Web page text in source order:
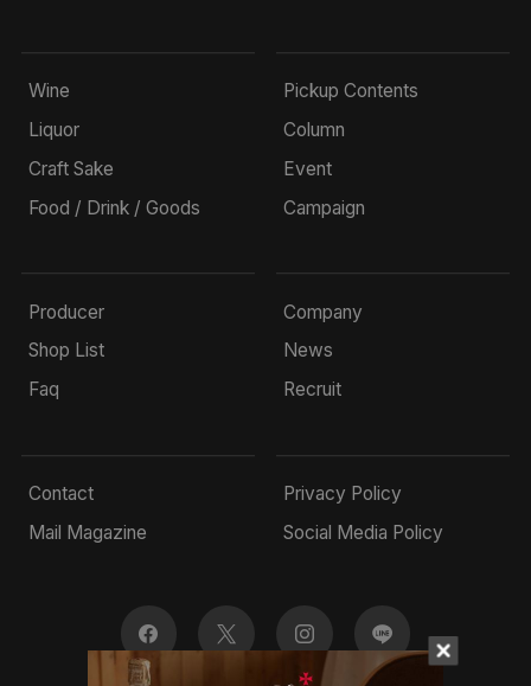
Wine
Liquor
Craft Sake
Food / Drink / Goods
Pickup Contents
Column
Event
Campaign
Producer
Shop List
Faq
Company
News
Recruit
Contact
Mail Magazine
Privacy Policy
Social Media Policy